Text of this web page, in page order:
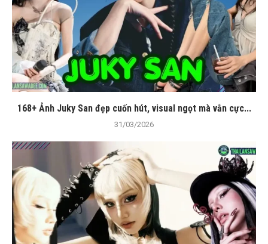
168+ Ảnh Juky San đẹp cuốn hút, visual ngọt mà vẫn cực...
31/03/2026